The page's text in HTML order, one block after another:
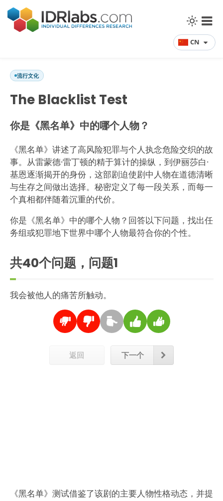
CN
流行文化
The Blacklist Test
你是《黑名单》中的哪个人物？
《黑名单》讲述了高风险犯罪与个人执念危险交织的故
事。从雷蒙德·雷丁顿的精于算计的操纵，到伊丽莎白·
基恩逐渐揭开的身份，这部剧迫使剧中人物在道德清晰
与生存之间做出选择。秘密定义了每一段关系，而每一
个真相都伴随着沉重的代价。
你是《黑名单》中的哪个人物？回答以下问题，找出任
务组或犯罪地下世界中哪个人物最符合你的个性。
共40个问题，问题1
我会被他人的痛苦所触动。
返回 下一个
《黑名单》测试借鉴了该剧的主要人物性格动态，并提